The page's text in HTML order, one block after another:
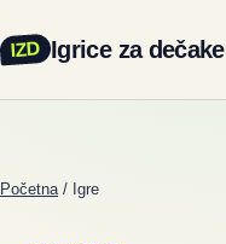
IZD Igrice za dečake
Početna / Igre